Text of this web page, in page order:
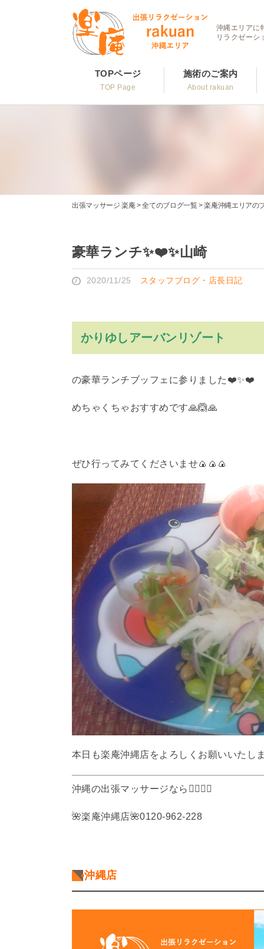
沖縄エリアに
リラクゼーシ
TOPページ
TOP Page
施術のご案内
About rakuan
出張マッサージ 楽庵>全てのブログ一覧>楽庵沖縄エリアの
豪華ランチ✨❤️✨山崎
2020/11/25 スタッフブログ・店長日記
かりゆしアーバンリゾート
の豪華ランチブッフェに参りました❤️✨❤️
めちゃくちゃおすすめです🙏🙆🙏
ぜひ行ってみてくださいませ🍙🍙🍙
本日も楽庵沖縄店をよろしくお願いいたし
沖縄の出張マッサージなら 💆‍♀️💆‍♂️
🌺楽庵沖縄店🌺0120-962-228
•沖縄店